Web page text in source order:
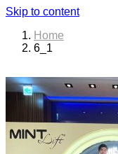
Skip to content
Home
6_1